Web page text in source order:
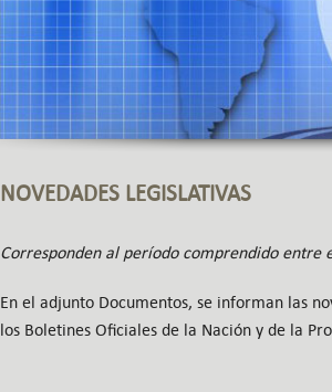
NOVEDADES LEGISLATIVAS
Corresponden al período comprendido entre
En el adjunto Documentos, se informan las
los Boletines Oficiales de la Nación y de la